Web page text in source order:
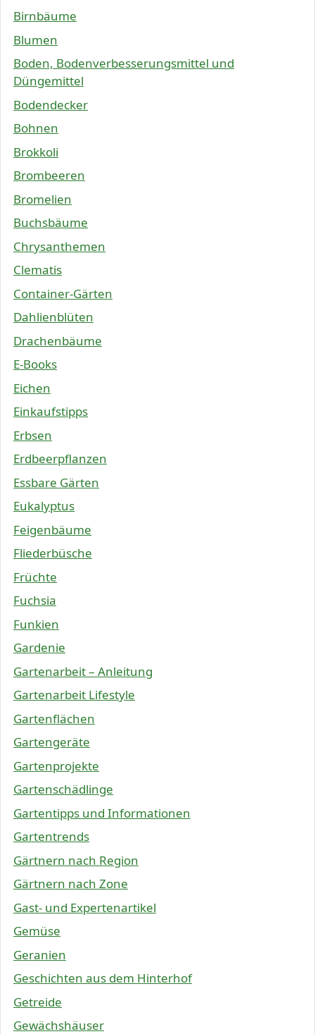
Birnbäume
Blumen
Boden, Bodenverbesserungsmittel und
Düngemittel
Bodendecker
Bohnen
Brokkoli
Brombeeren
Bromelien
Buchsbäume
Chrysanthemen
Clematis
Container-Gärten
Dahlienblüten
Drachenbäume
E-Books
Eichen
Einkaufstipps
Erbsen
Erdbeerpflanzen
Essbare Gärten
Eukalyptus
Feigenbäume
Fliederbüsche
Früchte
Fuchsia
Funkien
Gardenie
Gartenarbeit – Anleitung
Gartenarbeit Lifestyle
Gartenflächen
Gartengeräte
Gartenprojekte
Gartenschädlinge
Gartentipps und Informationen
Gartentrends
Gärtnern nach Region
Gärtnern nach Zone
Gast- und Expertenartikel
Gemüse
Geranien
Geschichten aus dem Hinterhof
Getreide
Gewächshäuser